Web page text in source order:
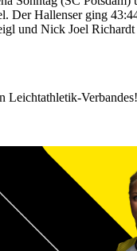
Hallenser ging
und Nick Joel
Leichtathletik-Verbandes!